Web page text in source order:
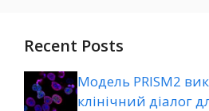
Recent Posts
Модель PRISM2
клінічний діалог